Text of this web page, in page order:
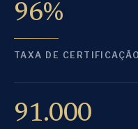
96%
TAXA DE CERTIFICAÇÃO
91.000